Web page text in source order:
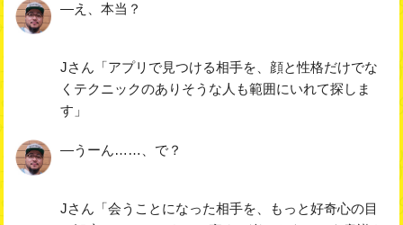
―え、本当？
Jさん「アプリで見つける相手を、顔と性格だけでな
くテクニックのありそうな人も範囲にいれて探しま
す」
―うーん……、で？
Jさん「会うことになった相手を、もっと好奇心の目